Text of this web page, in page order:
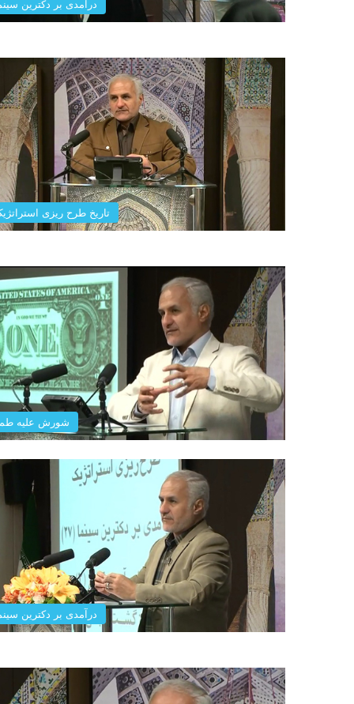
درآمدی بر دکترین
تاریخ طرح ریزی
شورش علیه
درآمدی بر دکترین